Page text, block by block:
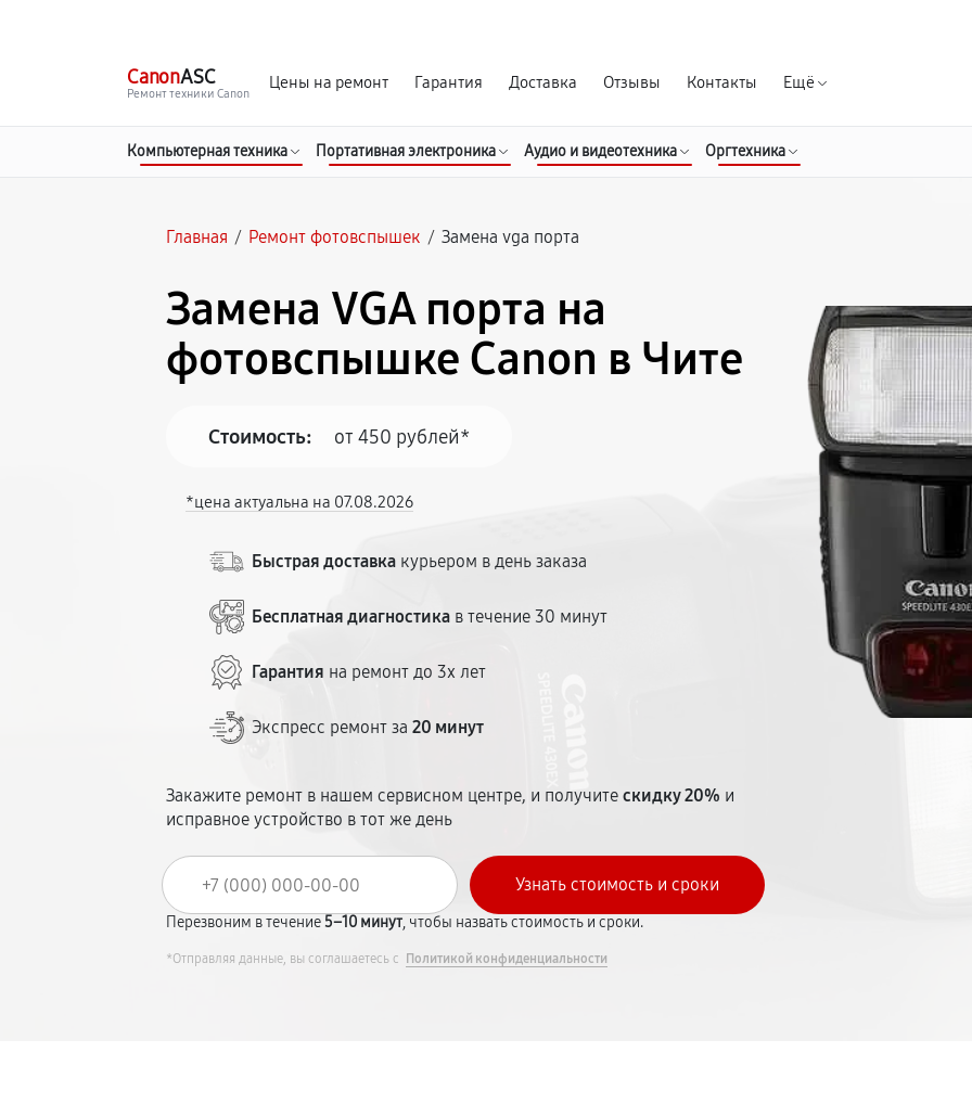
CanonASC
Ремонт техники Canon
Цены на ремонт Гарантия Доставка Отзывы Контакты Ещё
Компьютерная техника Портативная электроника Аудио и видеотехника Оргтехника
Главная / Ремонт фотовспышек / Замена vga порта
Замена VGA порта на
фотовспышке Canon в Чите
Стоимость: от 450 рублей*
*цена актуальна на 07.08.2026
Быстрая доставка курьером в день заказа
Бесплатная диагностика в течение 30 минут
Гарантия на ремонт до 3х лет
Экспресс ремонт за20 минут
Закажите ремонт в нашем сервисном центре, и получитескидку 20% и
исправное устройство в тот же день
Перезвоним в течение5–10 минут, чтобы назвать стоимость и сроки.
*Отправляя данные, вы соглашаетесь с Политикой конфиденциальности